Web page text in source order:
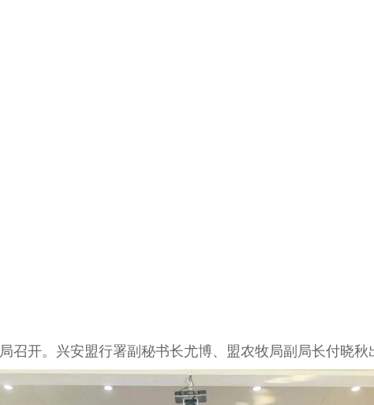
开。兴安盟行署副秘书长尤博、盟农牧局副局长付晓秋